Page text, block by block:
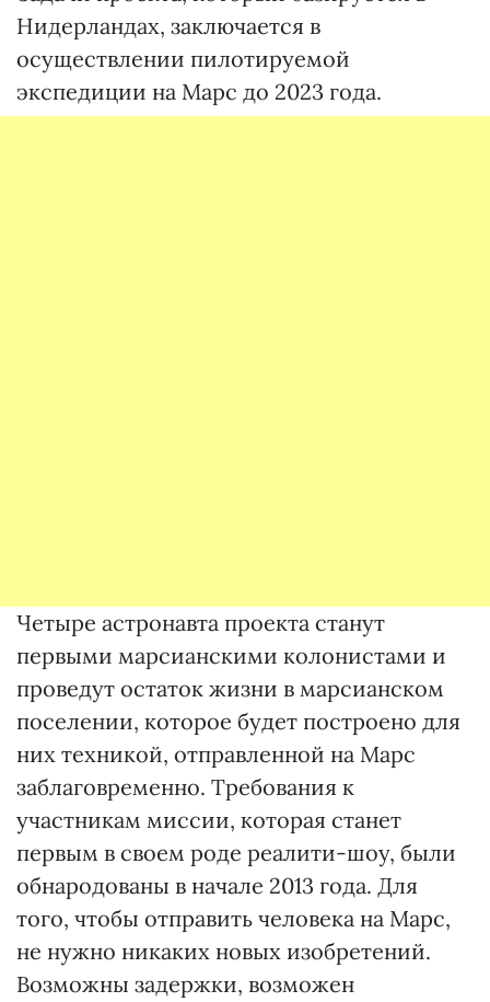
Нидерландах, заключается в
осуществлении пилотируемой
экспедиции на Марс до 2023 года.
Четыре астронавта проекта станут
первыми марсианскими колонистами и
проведут остаток жизни в марсианском
поселении, которое будет построено для
них техникой, отправленной на Марс
заблаговременно. Требования к
участникам миссии, которая станет
первым в своем роде реалити-шоу, были
обнародованы в начале 2013 года. Для
того, чтобы отправить человека на Марс,
не нужно никаких новых изобретений.
Возможны задержки, возможен